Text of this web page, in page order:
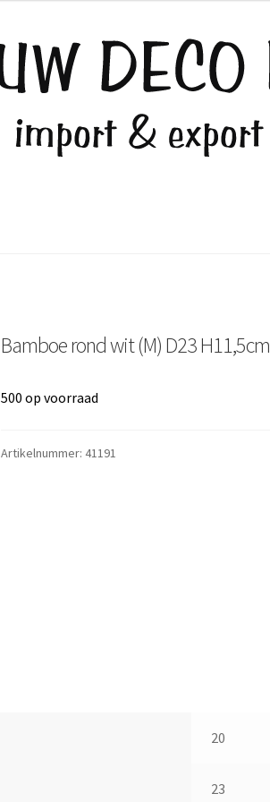
Bamboe rond wit (M) D23 H11,5cm
500 op voorraad
Artikelnummer:41191
20
23